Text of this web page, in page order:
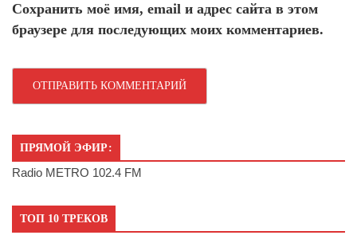
Сохранить моё имя, email и адрес сайта в этом
браузере для последующих моих комментариев.
ПРЯМОЙ ЭФИР:
Radio METRO 102.4 FM
ТОП 10 ТРЕКОВ